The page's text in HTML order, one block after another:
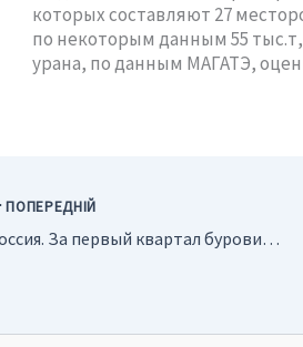
которых составляют 27
по некоторым данным 55
урана, по данным МАГАТЭ,
ПОПЕРЕДНІЙ
Россия. За первый квартал буровики Татнефти пробурили 177 тысяч м горных пород